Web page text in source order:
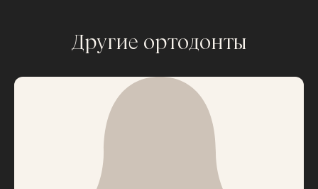
Другие ортодонты